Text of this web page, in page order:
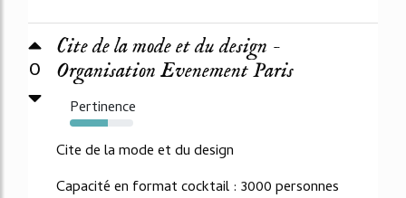
0
Cite de la mode et du design -
Organisation Evenement Paris
Pertinence
60%
Cite de la mode et du design
Capacité en format cocktail : 3000 personnes